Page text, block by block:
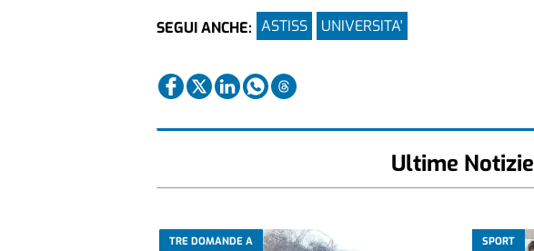
SEGUI ANCHE: ASTISS UNIVERSITA'
Ultime Notizie
TRE DOMANDE A SPORT